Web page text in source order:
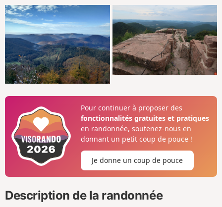
Pour continuer à proposer des
fonctionnalités gratuites et pratiques
en randonnée, soutenez-nous en
donnant un petit coup de pouce !
Je donne un coup de pouce
Description de la randonnée